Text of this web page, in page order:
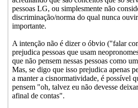
pessoas LG, ou simplesmente não
discriminação/norma do qual nunca
importante.
A intenção não é dizer o óbvio ("falar
prejudica pessoas que usam
que não pensem nessas pessoas como
Mas, se digo que isso prejudica apenas
a manter a cisnormatividade, é possível
pensem "oh, talvez eu não devesse
afinal de contas".